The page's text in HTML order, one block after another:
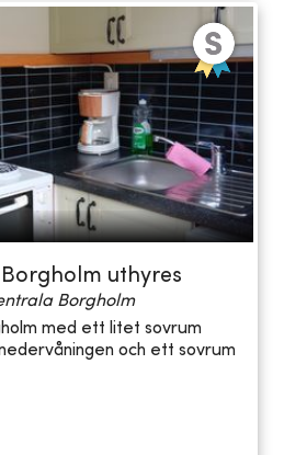
uthyres
Borgholm
med ett litet sovrum
och ett sovrum